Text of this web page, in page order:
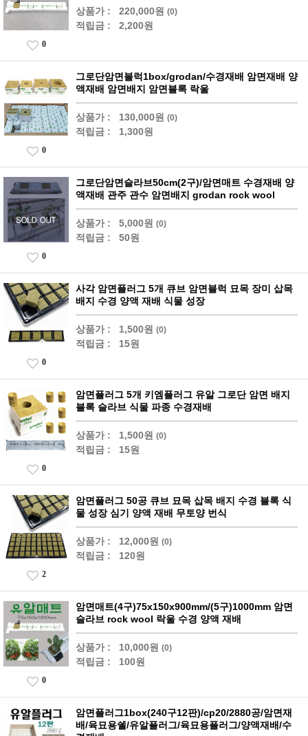
상품가 : 220,000원 (0)
적립금 : 2,200원
0
그로단암면블럭1box/grodan/수경재배 암면재배 양
액재배 암면배지 암면블록 락울
상품가 : 130,000원 (0)
적립금 : 1,300원
0
그로단암면슬라브50cm(2구)/암면매트 수경재배 양
액재배 관주 관수 암면배지 grodan rock wool
상품가 : 5,000원 (0)
적립금 : 50원
0
사각 암면플러그 5개 큐브 암면블럭 묘목 장미 삽목
배지 수경 양액 재배 식물 성장
상품가 : 1,500원 (0)
적립금 : 15원
0
암면플러그 5개 키엠플러그 유알 그로단 암면 배지
블록 슬라브 식물 파종 수경재배
상품가 : 1,500원 (0)
적립금 : 15원
0
암면플러그 50공 큐브 묘목 삽목 배지 수경 블록 식
물 성장 심기 양액 재배 무토양 번식
상품가 : 12,000원 (0)
적립금 : 120원
2
암면매트(4구)75x150x900mm/(5구)1000mm 암면
슬라브 rock wool 락울 수경 양액 재배
상품가 : 10,000원 (0)
적립금 : 100원
0
암면플러그1box(240구12판)/cp20/2880공/암면재
배/육묘용쉘/유알플러그/육묘용플러그/양액재배/수